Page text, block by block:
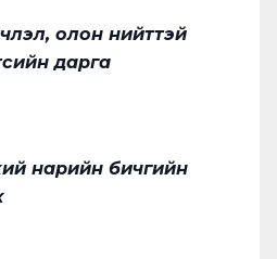
олон нийттэй
дарга
нарийн бичгийн